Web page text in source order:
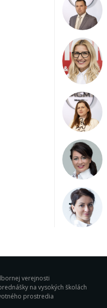
verejnosti
Motivačné prednášky na vysokých školách
prostredia